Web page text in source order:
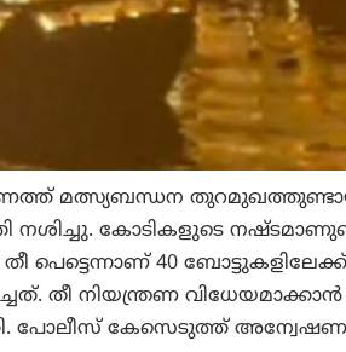
മത്സ്യബന്ധന
നശിച്ചു. കോടികളുടെ
പെട്ടെന്നാണ് 40
തീ നിയന്ത്രണ വിധേയമാക്കാൻ
കേസെടുത്ത് അന്വേഷണം